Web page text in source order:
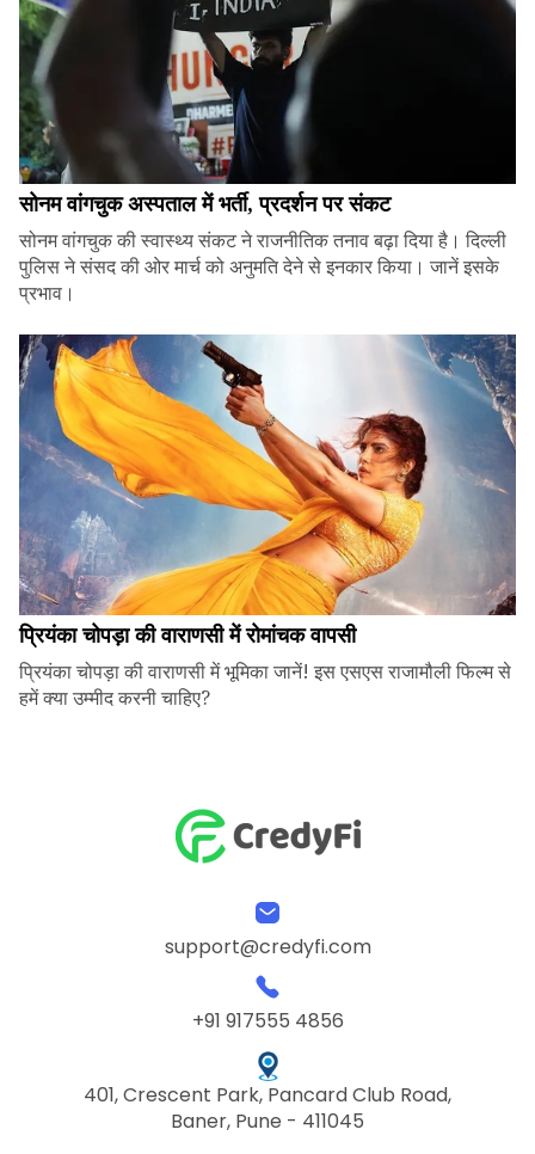
सोनम वांगचुक अस्पताल में भर्ती, प्रदर्शन पर संकट
सोनम वांगचुक की स्वास्थ्य संकट ने राजनीतिक तनाव बढ़ा दिया है। दिल्ली
पुलिस ने संसद की ओर मार्च को अनुमति देने से इनकार किया। जानें इसके
प्रभाव।
प्रियंका चोपड़ा की वाराणसी में रोमांचक वापसी
प्रियंका चोपड़ा की वाराणसी में भूमिका जानें! इस एसएस राजामौली फिल्म से
हमें क्या उम्मीद करनी चाहिए?
support@credyfi.com
+91 917555 4856
401, Crescent Park, Pancard Club Road,
Baner, Pune - 411045